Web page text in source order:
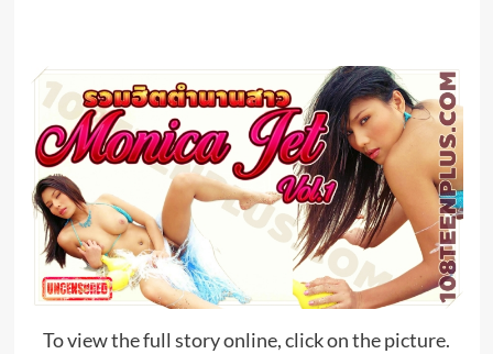
To view the full story online, click on the picture.